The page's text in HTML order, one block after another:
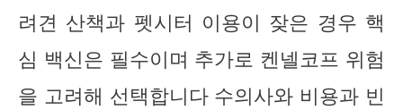
려견 산책과 펫시터 이용이 잦은 경우 핵
심 백신은 필수이며 추가로 켄넬코프 위험
을 고려해 선택합니다 수의사와 비용과 빈